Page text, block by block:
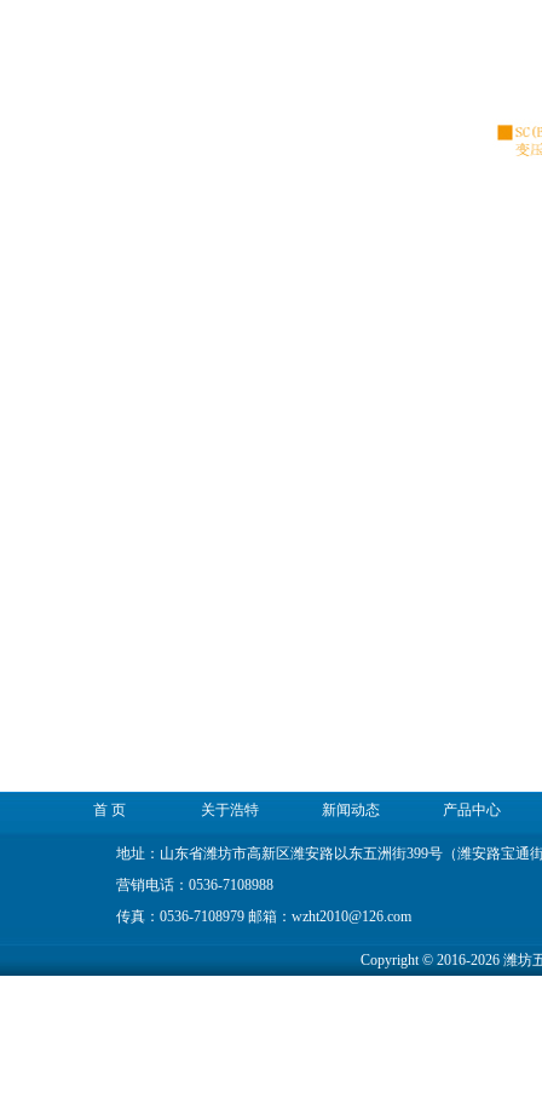
首 页 关于浩特 新闻动态 产品中心
地址：山东省潍坊市高新区潍安路以东五洲街399号（潍安路宝通
营销电话：0536-7108988
传真：0536-7108979 邮箱：wzht2010@126.com
Copyright © 2016-2026 潍